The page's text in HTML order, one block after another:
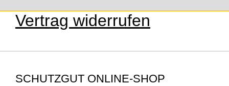
Vertrag widerrufen
SCHUTZGUT ONLINE-SHOP